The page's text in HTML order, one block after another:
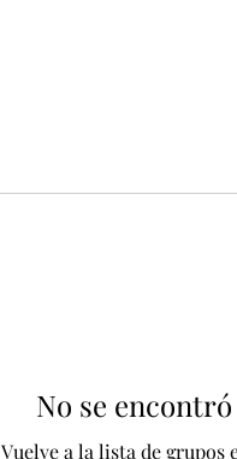
No se
Vuelve a la lista de grupos